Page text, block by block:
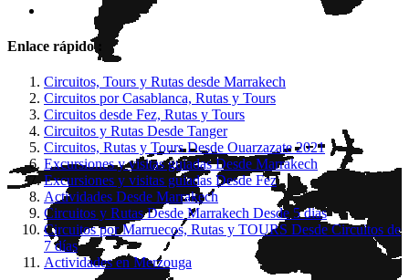
Enlace rápido :
Circuitos, Tours y Rutas desde Marrakech
Circuitos por Casablanca, Rutas y Tours
Circuitos desde Fez, Rutas y Tours
Circuitos y Rutas Desde Tanger
Circuitos, Rutas y Tours Desde Ouarzazate 2021
Excursiones y visitas guiadas Desde Marrakech
Excursiones y visitas guiadas Desde Fez
Actividades Desde Marrakech
Circuitos y Rutas Desde Marrakech Desde 5 dias
Circuitos por Marruecos, Rutas y TOURS Desde Circuitos de
7 días
Actividades en Merzouga